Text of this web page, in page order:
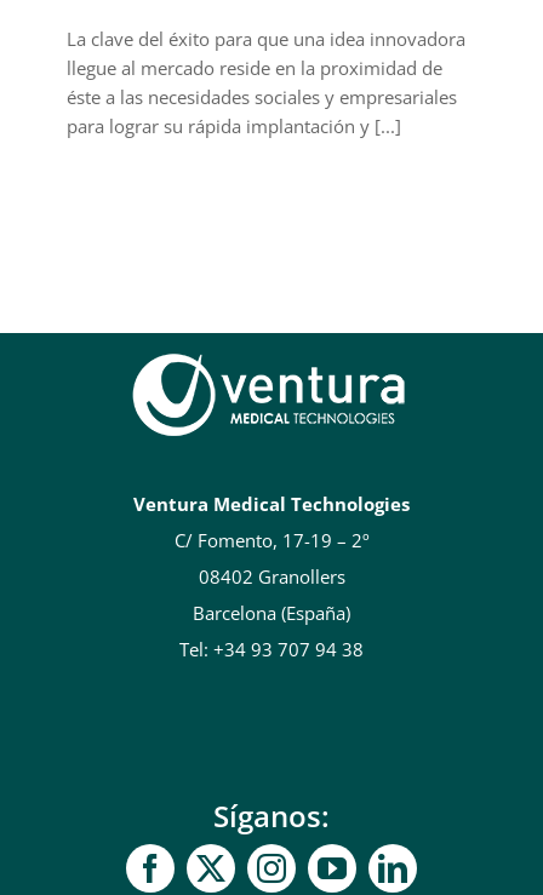
La clave del éxito para que una idea innovadora
llegue al mercado reside en la proximidad de
éste a las necesidades sociales y empresariales
para lograr su rápida implantación y [...]
Ventura Medical Technologies
C/ Fomento, 17-19 – 2º
08402 Granollers
Barcelona (España)
Tel: +34 93 707 94 38
Síganos: